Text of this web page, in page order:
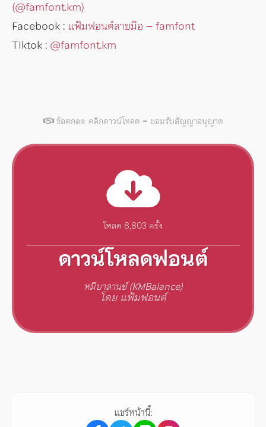
(@famfont.km)
Facebook : แฟ้มฟอนต์ลายมือ – famfont
Tiktok : @famfont.km
ข้อตกลง: คลิกดาวน์โหลด = ยอมรับสัญญาอนุญาต
โหลด 8,803 ครั้ง
ดาวน์โหลดฟอนต์
หมีบาลานซ์ (KMBalance)
โดย แฟ้มฟอนต์
แชร์หน้านี้: